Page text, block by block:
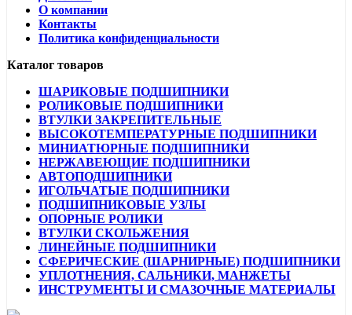
О компании
Контакты
Политика конфиденциальности
Каталог товаров
ШАРИКОВЫЕ ПОДШИПНИКИ
РОЛИКОВЫЕ ПОДШИПНИКИ
ВТУЛКИ ЗАКРЕПИТЕЛЬНЫЕ
ВЫСОКОТЕМПЕРАТУРНЫЕ ПОДШИПНИКИ
МИНИАТЮРНЫЕ ПОДШИПНИКИ
НЕРЖАВЕЮЩИЕ ПОДШИПНИКИ
АВТОПОДШИПНИКИ
ИГОЛЬЧАТЫЕ ПОДШИПНИКИ
ПОДШИПНИКОВЫЕ УЗЛЫ
ОПОРНЫЕ РОЛИКИ
ВТУЛКИ СКОЛЬЖЕНИЯ
ЛИНЕЙНЫЕ ПОДШИПНИКИ
СФЕРИЧЕСКИЕ (ШАРНИРНЫЕ) ПОДШИПНИКИ
УПЛОТНЕНИЯ, САЛЬНИКИ, МАНЖЕТЫ
ИНСТРУМЕНТЫ И СМАЗОЧНЫЕ МАТЕРИАЛЫ